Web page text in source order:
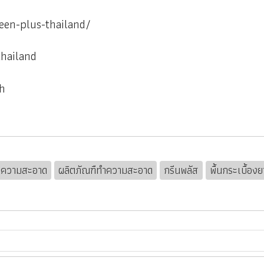
plus-thailand/
วามสะอาด ผลิตภัณฑืทำความสะอาด กรีนพลัส พื้นกระเบื้อง